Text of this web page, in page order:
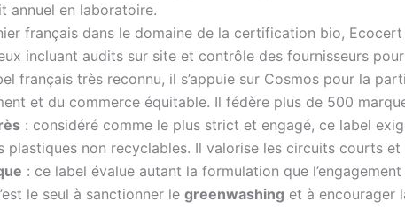
annuel en laboratoire.
français dans le domaine de la certification bio,
incluant audits sur site et contrôle des fournisseurs
français très reconnu, il s’appuie sur Cosmos pour la
et du commerce équitable. Il fédère plus de 500
: considéré comme le plus strict et engagé, ce label
plastiques non recyclables. Il valorise les circuits courts
: ce label évalue autant la formulation que
le seul à sanctionner le greenwashing et à encourager